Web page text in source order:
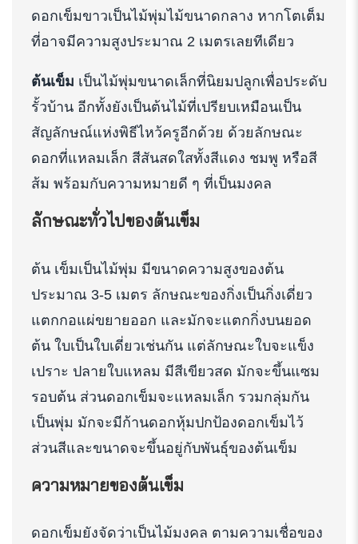
ดอกเข็มขาวเป็นไม้พุ่มไม้ขนาดกลาง หากโตเต็ม
ที่อาจมีความสูงประมาณ 2 เมตรเลยทีเดียว
ต้นเข็ม เป็นไม้พุ่มขนาดเล็กที่นิยมปลูกเพื่อประดับ
รั้วบ้าน อีกทั้งยังเป็นต้นไม้ที่เปรียบเหมือนเป็น
สัญลักษณ์แห่งพิธีไหว้ครูอีกด้วย ด้วยลักษณะ
ดอกที่แหลมเล็ก สีสันสดใสทั้งสีแดง ชมพู หรือสี
ส้ม พร้อมกับความหมายดี ๆ ที่เป็นมงคล
ลักษณะทั่วไปของต้นเข็ม
ต้น เข็มเป็นไม้พุ่ม มีขนาดความสูงของต้น
ประมาณ 3-5 เมตร ลักษณะของกิ่งเป็นกิ่งเดี่ยว
แตกกอแผ่ขยายออก และมักจะแตกกิ่งบนยอด
ต้น ใบเป็นใบเดี่ยวเช่นกัน แต่ลักษณะใบจะแข็ง
เปราะ ปลายใบแหลม มีสีเขียวสด มักจะขึ้นแซม
รอบต้น ส่วนดอกเข็มจะแหลมเล็ก รวมกลุ่มกัน
เป็นพุ่ม มักจะมีก้านดอกหุ้มปกป้องดอกเข็มไว้
ส่วนสีและขนาดจะขึ้นอยู่กับพันธุ์ของต้นเข็ม
ความหมายของต้นเข็ม
ดอกเข็มยังจัดว่าเป็นไม้มงคล ตามความเชื่อของ